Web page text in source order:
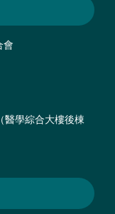
會
醫學綜合大樓後棟